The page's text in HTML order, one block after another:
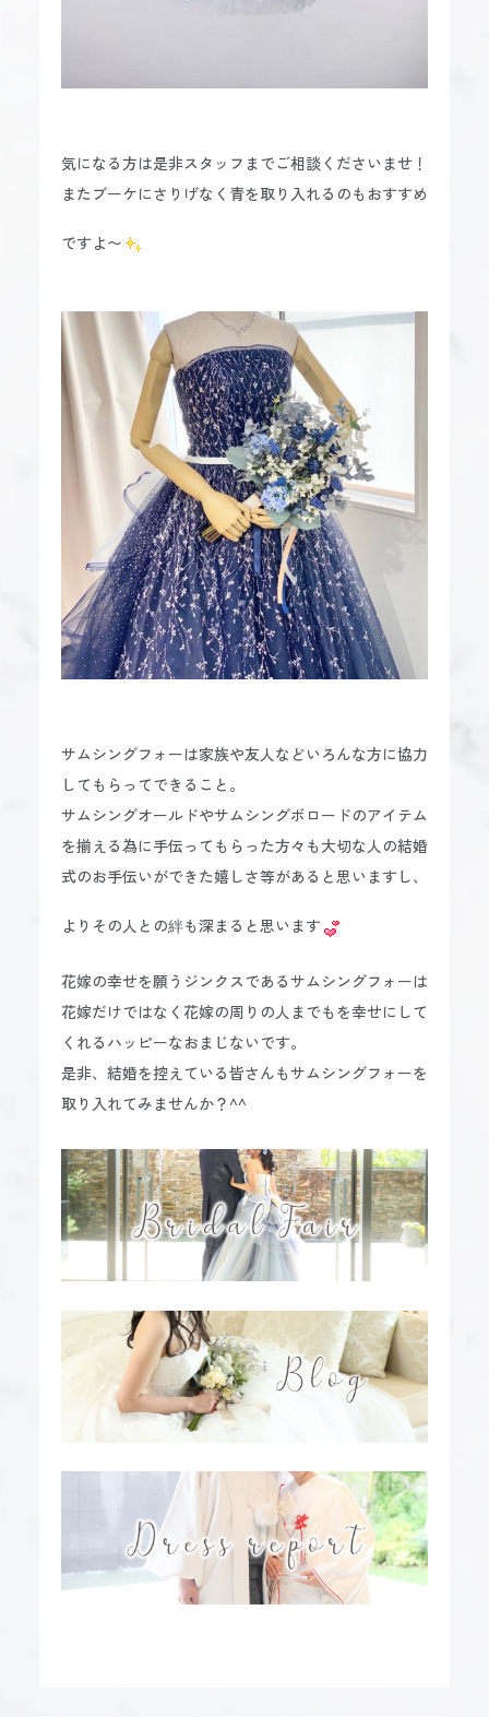
気になる方は是非スタッフまでご相談くださいませ！
またブーケにさりげなく青を取り入れるのもおすすめ
ですよ〜
サムシングフォーは家族や友人などいろんな方に協力
してもらってできること。
サムシングオールドやサムシングボロードのアイテム
を揃える為に手伝ってもらった方々も大切な人の結婚
式のお手伝いができた嬉しさ等があると思いますし、
よりその人との絆も深まると思います
花嫁の幸せを願うジンクスであるサムシングフォーは
花嫁だけではなく花嫁の周りの人までもを幸せにして
くれるハッピーなおまじないです。
是非、結婚を控えている皆さんもサムシングフォーを
取り入れてみませんか？^^